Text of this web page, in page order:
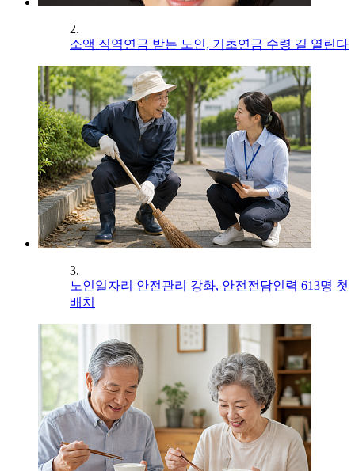
2.
소액 직역연금 받는 노인, 기초연금 수령 길 열린다
3.
노인일자리 안전관리 강화, 안전전담인력 613명 첫
배치